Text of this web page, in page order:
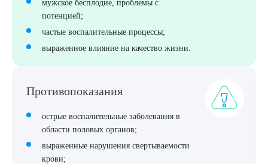
мужское бесплодие, проблемы с
потенцией;
частые воспалительные процессы;
выраженное влияние на качество жизни.
Противопоказания
острые воспалительные заболевания в
области половых органов;
выраженные нарушения свертываемости
крови;
Выберите сопутствующую услугу